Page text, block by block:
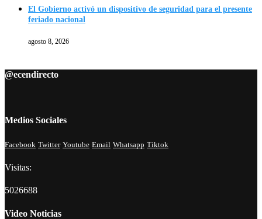
El Gobierno activó un dispositivo de seguridad para el presente
feriado nacional
agosto 8, 2026
@ecendirecto
Medios Sociales
Facebook Twitter Youtube Email Whatsapp Tiktok
Visitas:
5026688
Video Noticias